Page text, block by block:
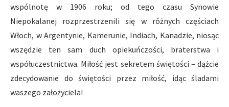
wspólnotę w 1906 roku; od tego czasu Synowie
Niepokalanej rozprzestrzenili się w różnych częściach
Włoch, w Argentynie, Kamerunie, Indiach, Kanadzie, niosąc
wszędzie ten sam duch opiekuńczości, braterstwa i
współuczestnictwa. Miłość jest sekretem świętości – dążcie
zdecydowanie do świętości przez miłość, idąc śladami
waszego założyciela!